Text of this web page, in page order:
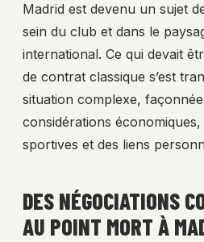
Madrid est devenu un sujet
sein du club et dans le
international. Ce qui devait
de contrat classique s’est
situation complexe,
considérations
sportives et des liens
DES NÉGOCIATIONS
AU POINT MORT À